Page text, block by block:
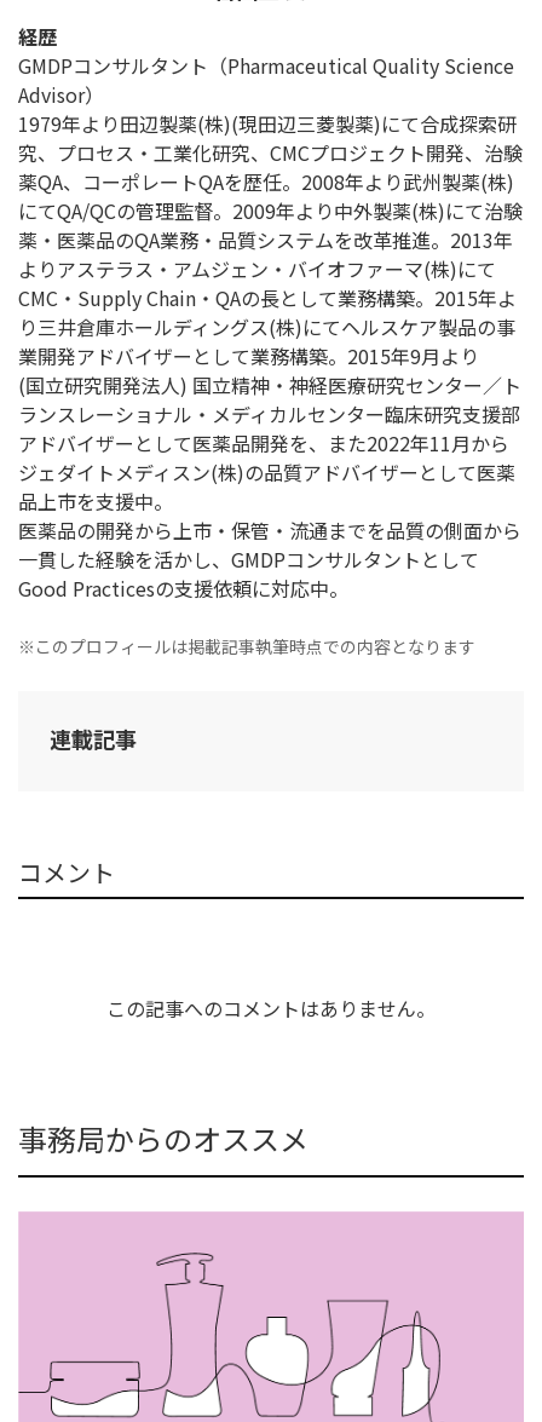
経歴
GMDPコンサルタント（Pharmaceutical Quality Science
Advisor）
1979年より田辺製薬(株)(現田辺三菱製薬)にて合成探索研
究、プロセス・工業化研究、CMCプロジェクト開発、治験
薬QA、コーポレートQAを歴任。2008年より武州製薬(株)
にてQA/QCの管理監督。2009年より中外製薬(株)にて治験
薬・医薬品のQA業務・品質システムを改革推進。2013年
よりアステラス・アムジェン・バイオファーマ(株)にて
CMC・Supply Chain・QAの長として業務構築。2015年よ
り三井倉庫ホールディングス(株)にてヘルスケア製品の事
業開発アドバイザーとして業務構築。2015年9月より
(国立研究開発法人) 国立精神・神経医療研究センター／ト
ランスレーショナル・メディカルセンター臨床研究支援部
アドバイザーとして医薬品開発を、また2022年11月から
ジェダイトメディスン(株)の品質アドバイザーとして医薬
品上市を支援中。
医薬品の開発から上市・保管・流通までを品質の側面から
一貫した経験を活かし、GMDPコンサルタントとして
Good Practicesの支援依頼に対応中。
※このプロフィールは掲載記事執筆時点での内容となります
連載記事
コメント
この記事へのコメントはありません。
事務局からのオススメ